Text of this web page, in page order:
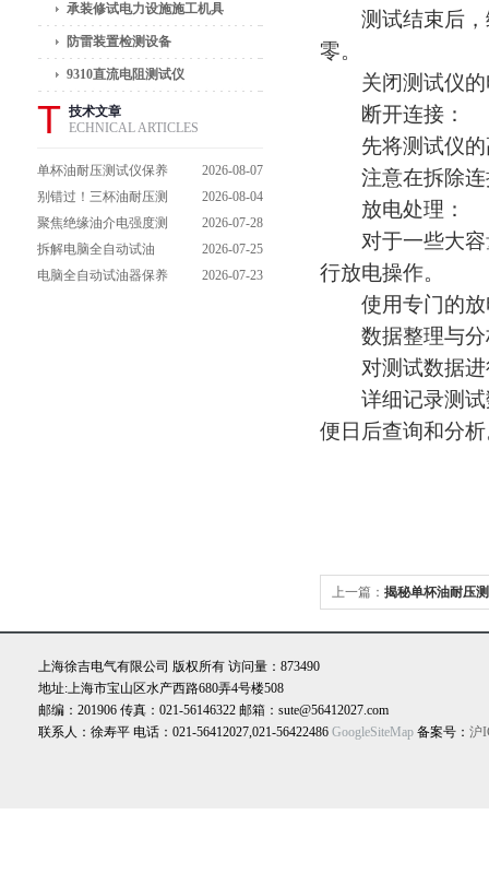
承装修试电力设施施工机具
防雷装置检测设备
9310直流电阻测试仪
T 技术文章
ECHNICAL ARTICLES
单杯油耐压测试仪保养
避坑指南：细节做到
位，设备不闹脾气
2026-08-07
别错过！三杯油耐压测
试仪操作流程全解析，
一步到位不踩坑
2026-08-04
聚焦绝缘油介电强度测
试仪：那些决定检测效
能的关键特点
2026-07-28
拆解电脑全自动试油
器：核心组成部件，藏
2026-07-25
电脑全自动试油器保养
2026-07-23
测试结束后，
零。
关闭测试仪的
断开连接：
先将测试仪的
注意在拆除连
放电处理：
对于一些大容
行放电操作。
使用专门的放
数据整理与分
对测试数据进
详细记录测试
便日后查询和分
上一篇： 揭秘单杯油耐压
上海徐吉电气有限公司 版权所有 访问量：873490
地址:上海市宝山区水产西路680弄4号楼508
邮编：201906 传真：021-56146322 邮箱：sute@56412027.com
联系人：徐寿平 电话：021-56412027,021-56422486 GoogleSiteMap 备案号： 沪